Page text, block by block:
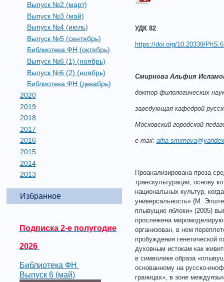
Выпуск №2 (март)
Выпуск №3 (май)
Выпуск №4 (июль)
Выпуск №5 (сентябрь)
Библиотека ФН (октябрь)
Выпуск №6 (1) (ноябрь)
Выпуск №6 (2) (ноябрь)
Библиотека ФН (декабрь)
2020
2019
2018
2017
2016
2015
2014
2013
Избранное
Подписка 2-е полугодие
2026
Библиотека ФН
Выпуск 6 (май)
УДК 82
https://doi.org/10.20339/
Смирнова Альфия
доктор филологических
заведующая кафедрой
Московский городской
e-mail: alfia-
Проанализирована проза
транскультурации, основу
национальных культур,
универсальность» (М.
плывущие яблоки» (2005)
прослежена
организован, в нем
пробуждения генетической
духовным истокам как
в символике образа
основанному на русско-
границах», в зоне